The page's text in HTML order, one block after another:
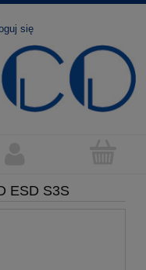
się
ESD S3S